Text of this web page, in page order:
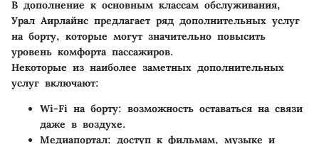
В дополнение к основным классам обслуживания,
Урал Аирлайнс предлагает ряд дополнительных услуг
на борту, которые могут значительно повысить
уровень комфорта пассажиров.
Некоторые из наиболее заметных дополнительных
услуг включают:
Wi-Fi на борту: возможность оставаться на связи
даже в воздухе.
Медиапортал: доступ к фильмам, музыке и